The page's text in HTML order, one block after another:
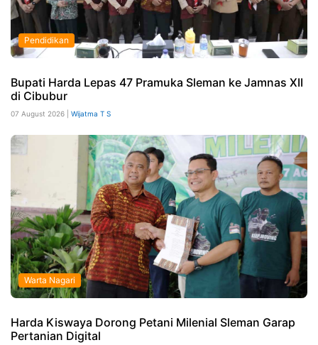
Pendidikan
Bupati Harda Lepas 47 Pramuka Sleman ke Jamnas XII
di Cibubur
07 August 2026 | Wijatma T S
Warta Nagari
Harda Kiswaya Dorong Petani Milenial Sleman Garap
Pertanian Digital